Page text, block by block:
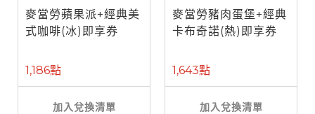
麥當勞蘋果派+經典美
式咖啡(冰)即享券
1,186點
加入兌換清單
麥當勞豬肉蛋堡+經典
卡布奇諾(熱)即享券
1,643點
加入兌換清單